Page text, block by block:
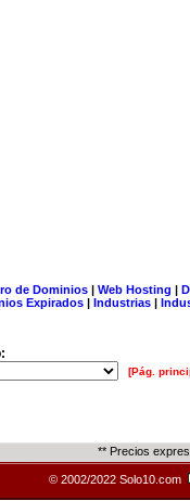
de Dominios| Web Hosting |
Expirados | Industrias |
[Pág.
** Precios
© 2002/2022 Solo10.com